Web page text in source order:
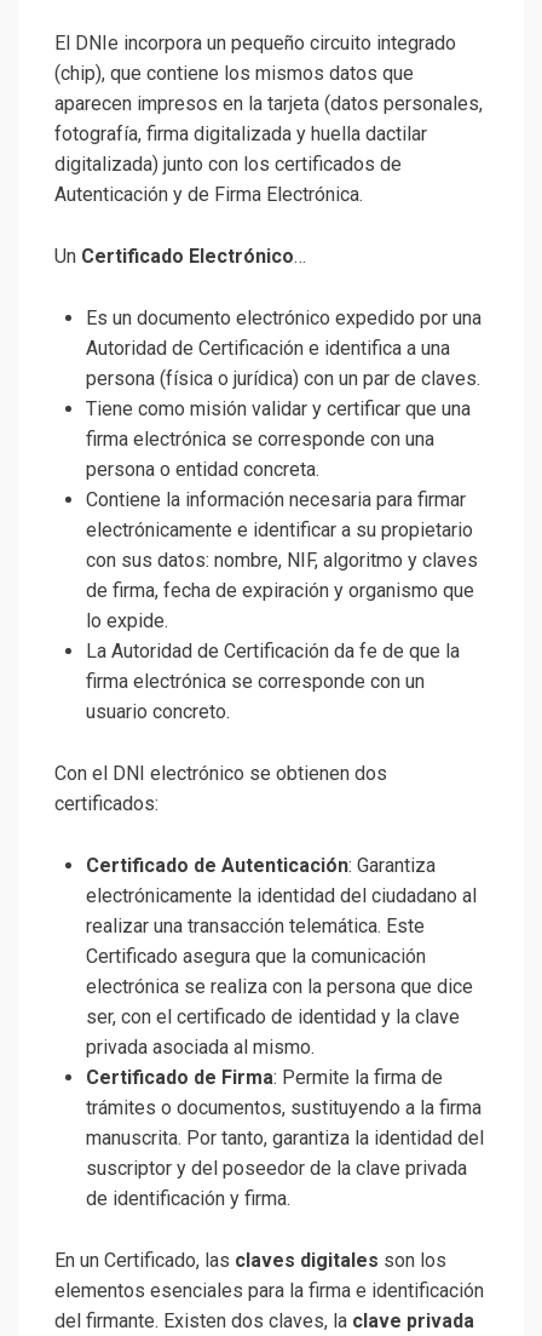
El DNIe incorpora un pequeño circuito integrado
(chip), que contiene los mismos datos que
aparecen impresos en la tarjeta (datos personales,
fotografía, firma digitalizada y huella dactilar
digitalizada) junto con los certificados de
Autenticación y de Firma Electrónica.
Un Certificado Electrónico…
Es un documento electrónico expedido por una
Autoridad de Certificación e identifica a una
persona (física o jurídica) con un par de claves.
Tiene como misión validar y certificar que una
firma electrónica se corresponde con una
persona o entidad concreta.
Contiene la información necesaria para firmar
electrónicamente e identificar a su propietario
con sus datos: nombre, NIF, algoritmo y claves
de firma, fecha de expiración y organismo que
lo expide.
La Autoridad de Certificación da fe de que la
firma electrónica se corresponde con un
usuario concreto.
Con el DNI electrónico se obtienen dos
certificados:
Certificado de Autenticación: Garantiza
electrónicamente la identidad del ciudadano al
realizar una transacción telemática. Este
Certificado asegura que la comunicación
electrónica se realiza con la persona que dice
ser, con el certificado de identidad y la clave
privada asociada al mismo.
Certificado de Firma: Permite la firma de
trámites o documentos, sustituyendo a la firma
manuscrita. Por tanto, garantiza la identidad del
suscriptor y del poseedor de la clave privada
de identificación y firma.
En un Certificado, las claves digitales son los
elementos esenciales para la firma e identificación
del firmante. Existen dos claves, la clave privada